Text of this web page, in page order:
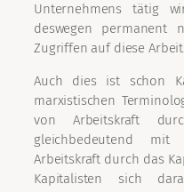
Unternehmens tätig
deswegen permanent
Zugriffen auf diese
Auch dies ist schon
marxistischen
von Arbeitskraft
gleichbedeutend
Arbeitskraft durch das
Kapitalisten sich